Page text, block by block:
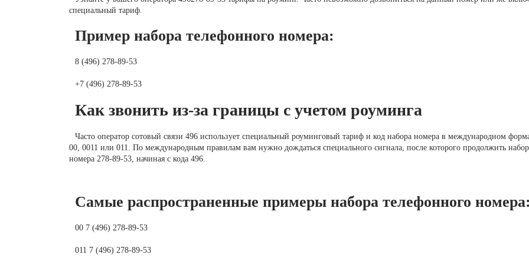
специальный тариф.
Пример набора телефонного номера:
8 (496) 278-89-53
+7 (496) 278-89-53
Как звонить из-за границы с учетом роуминга
Часто оператор сотовый связи 496 использует специальный роуминговый тариф и код набора номера в международном
00, 0011 или 011. По международным правилам вам нужно дождаться специального сигнала, после которого продолжить набор
номера 278-89-53, начиная с кода 496.
Самые распространенные примеры набора телефонного номера:
00 7 (496) 278-89-53
011 7 (496) 278-89-53